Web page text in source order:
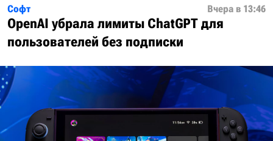
Софт Вчера в 13:46
OpenAI убрала лимиты ChatGPT для
пользователей без подписки